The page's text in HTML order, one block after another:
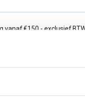
vanaf €150,- exclusief